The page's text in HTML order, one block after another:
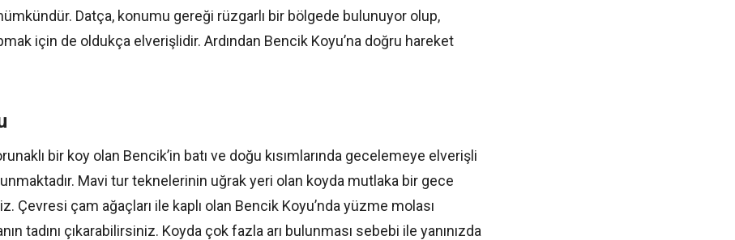
Datça, konumu gereği rüzgarlı bir bölgede bulunuyor olup,
için de oldukça elverişlidir. Ardından Bencik Koyu’na doğru hareket
bir koy olan Bencik’in batı ve doğu kısımlarında gecelemeye elverişli
Mavi tur teknelerinin uğrak yeri olan koyda mutlaka bir gece
Çevresi çam ağaçları ile kaplı olan Bencik Koyu’nda yüzme molası
tadını çıkarabilirsiniz. Koyda çok fazla arı bulunması sebebi ile yanınızda